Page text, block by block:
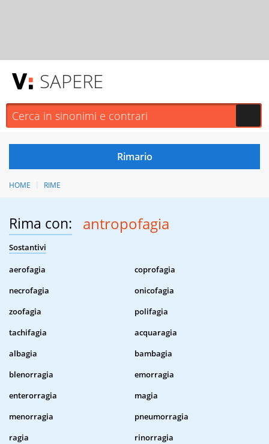
SAPERE
HOME RIME
Rima con: antropofagia
Sostantivi
aerofagia
coprofagia
necrofagia
onicofagia
zoofagia
polifagia
tachifagia
acquaragia
albagia
bambagia
blenorragia
emorragia
enterorragia
magia
menorragia
pneumorragia
ragia
rinorragia